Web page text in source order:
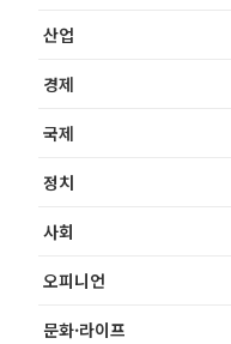
산업
경제
국제
정치
사회
오피니언
문화·라이프